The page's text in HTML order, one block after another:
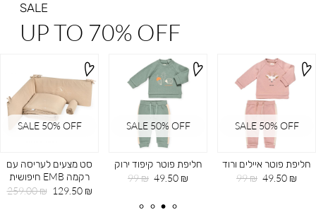
SALE
UP TO 70% OFF
SALE 50% OFF
סט מצעים לעריסה עם
רקמה EMB חיפושית
מחיר
129.50 ₪
מחיר
259.00 ₪
SALE 50% OFF
חליפת פוטר קיפוד ירוק
מחיר
49.50 ₪
מחיר
99 ₪
SALE 50% OFF
חליפת פוטר איילים ורוד
מחיר
49.50 ₪
מחיר
99 ₪